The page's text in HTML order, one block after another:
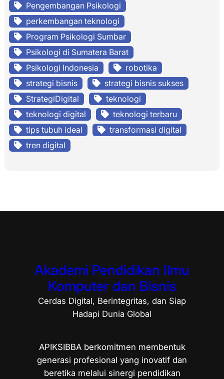
Pengembangan Psikologi
perkembangan teknologi
Program Psikologi Sumbar
Psikologi di Sumatera Barat
Psikologi Indonesia
robotika
strategi bisnis
strategi bisnis sukses
StrategiDigital
teknologi
teknologi digital
teknologi terbaru
tips tubuh ideal
transformasi digital
tren digital
Akademi Pendidikan Ilmu
Komputer dan Bisnis
Cerdas Digital, Berintegritas, dan Siap
Hadapi Dunia Global
APIKSIBBA berkomitmen membentuk
generasi profesional yang inovatif dan
beretika melalui sinergi pendidikan